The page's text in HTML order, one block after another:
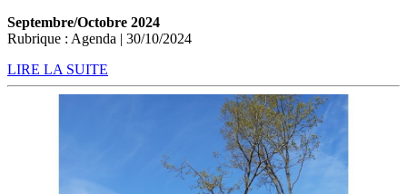
Septembre/Octobre 2024
Rubrique : Agenda | 30/10/2024
LIRE LA SUITE